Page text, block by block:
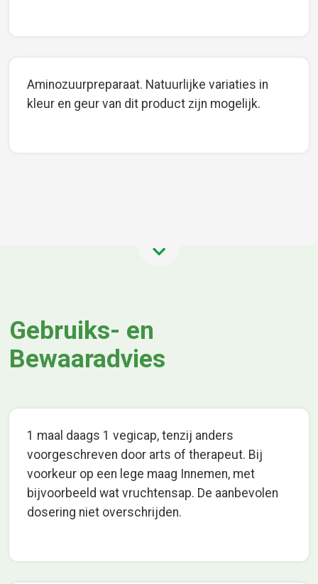
Aminozuurpreparaat. Natuurlijke variaties in
kleur en geur van dit product zijn mogelijk.
Gebruiks- en
Bewaaradvies
1 maal daags 1 vegicap, tenzij anders
voorgeschreven door arts of therapeut. Bij
voorkeur op een lege maag Innemen, met
bijvoorbeeld wat vruchtensap. De aanbevolen
dosering niet overschrijden.